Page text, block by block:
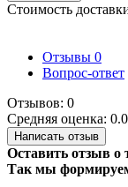
Стоимость
Отзывы 0
Вопрос-ответ
Отзывов: 0
Средняя оценка: 0.0
Написать отзыв
Оставить отзыв о
Так мы